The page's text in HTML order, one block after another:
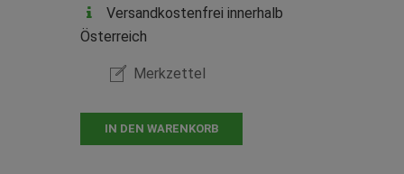
Versandkostenfrei innerhalb
Österreich
Merkzettel
IN DEN WARENKORB